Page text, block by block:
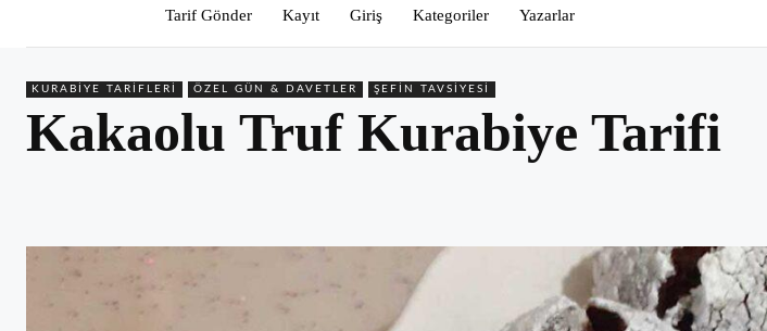
Tarif Gönder Kayıt Giriş Kategoriler Yazarlar
KURABIYE TARIFLERI ÖZEL GÜN & DAVETLER ŞEFIN TAVSIYESI
Kakaolu Truf Kurabiye Tarifi